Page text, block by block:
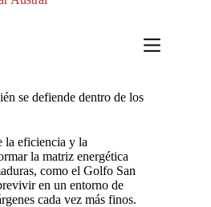
se defiende dentro de los
la eficiencia y la
la matriz energética
como el Golfo San
en un entorno de
cada vez más finos.